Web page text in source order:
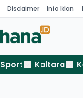
Disclaimer Info Iklan
Sport Kaltara